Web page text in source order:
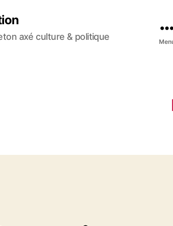
axé culture & politique